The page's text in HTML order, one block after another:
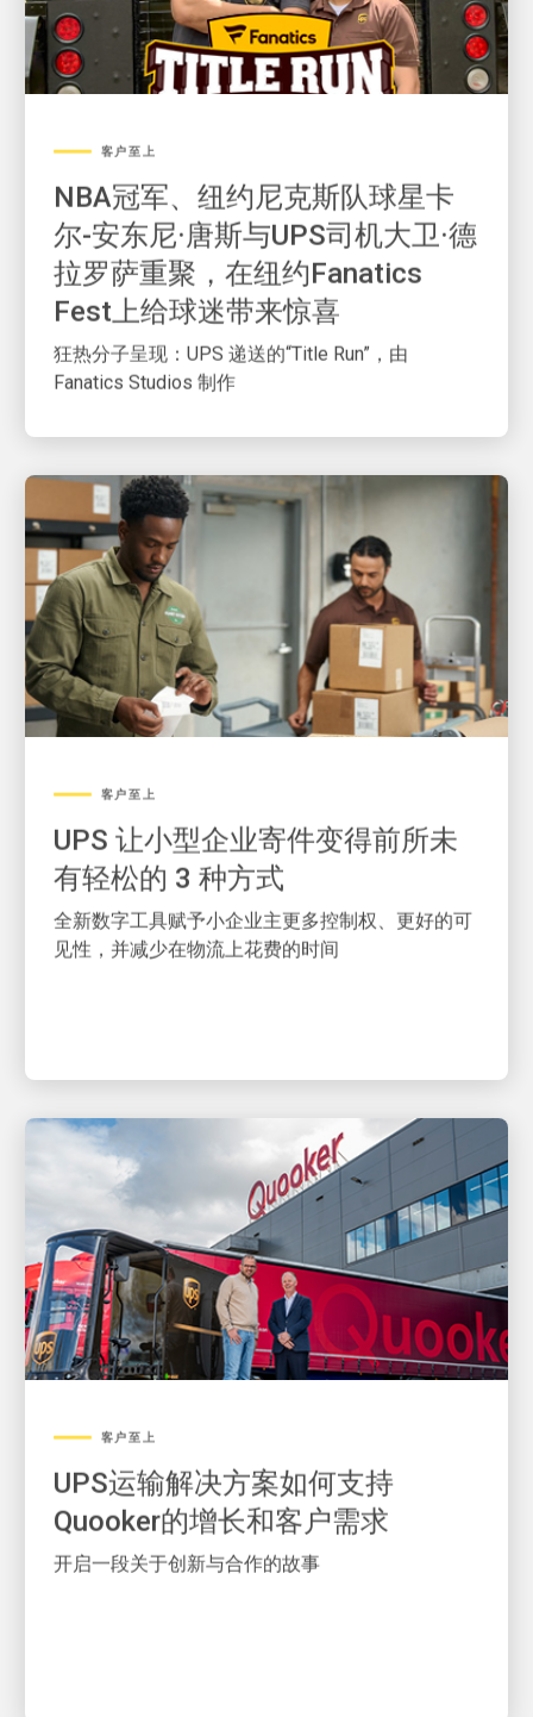
NBA冠军、纽约尼克斯队球星卡
尔-安东尼·唐斯与UPS司机大卫·德
拉罗萨重聚，在纽约Fanatics
Fest上给球迷带来惊喜
狂热分子呈现：UPS 递送的“Title Run”，由
Fanatics Studios 制作
UPS 让小型企业寄件变得前所未
有轻松的 3 种方式
全新数字工具赋予小企业主更多控制权、更好的可
见性，并减少在物流上花费的时间
UPS运输解决方案如何支持
Quooker的增长和客户需求
开启一段关于创新与合作的故事